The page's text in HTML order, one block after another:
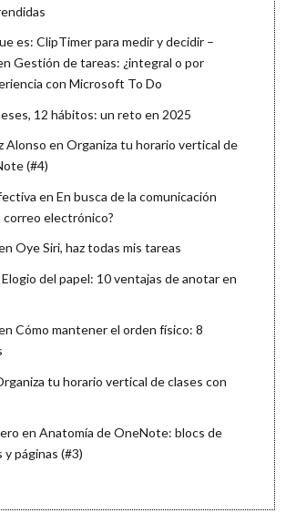
es: ClipTimer para medir y decidir –
Gestión de tareas: ¿integral o por
con Microsoft To Do
12 hábitos: un reto en 2025
Alonso enOrganiza tu horario vertical de
(#4)
enEn busca de la comunicación
electrónico?
Oye Siri, haz todas mis tareas
Elogio del papel: 10 ventajas de anotar en
Cómo mantener el orden físico: 8
tu horario vertical de clases con
enAnatomía de OneNote: blocs de
páginas (#3)